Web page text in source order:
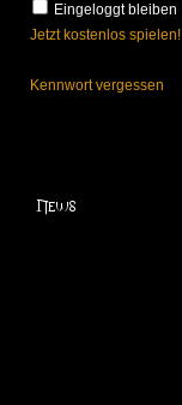
Eingeloggt bleiben
Jetzt kostenlos spielen!
Kennwort vergessen